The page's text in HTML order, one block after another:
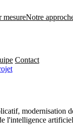
mesureNotre
Contact
modernisation
l'intelligence